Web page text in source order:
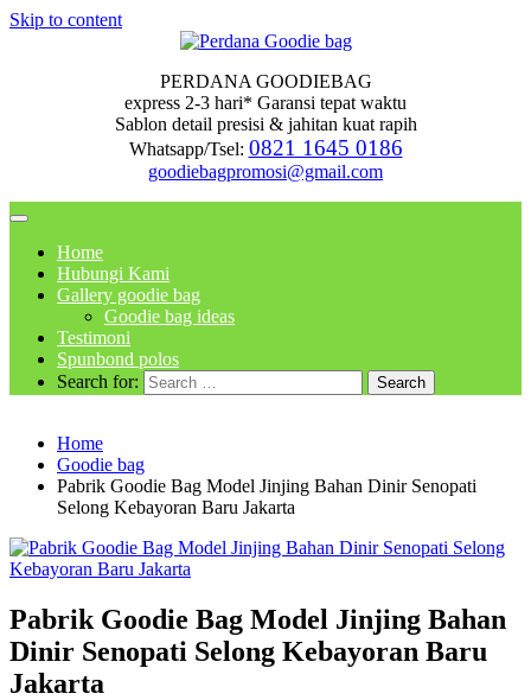
Skip to content
PERDANA GOODIEBAG
express 2-3 hari* Garansi tepat waktu
Sablon detail presisi & jahitan kuat rapih
Whatsapp/Tsel: 0821 1645 0186
goodiebagpromosi@gmail.com
Home
Hubungi Kami
Gallery goodie bag
Goodie bag ideas
Testimoni
Spunbond polos
Search for:
Home
Goodie bag
Pabrik Goodie Bag Model Jinjing Bahan Dinir Senopati
Selong Kebayoran Baru Jakarta
Pabrik Goodie Bag Model Jinjing Bahan
Dinir Senopati Selong Kebayoran Baru
Jakarta